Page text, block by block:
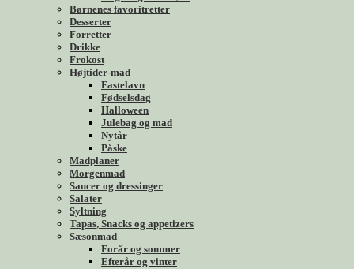
Børnenes favoritretter
Desserter
Forretter
Drikke
Frokost
Højtider-mad
Fastelavn
Fødselsdag
Halloween
Julebag og mad
Nytår
Påske
Madplaner
Morgenmad
Saucer og dressinger
Salater
Syltning
Tapas, Snacks og appetizers
Sæsonmad
Forår og sommer
Efterår og vinter